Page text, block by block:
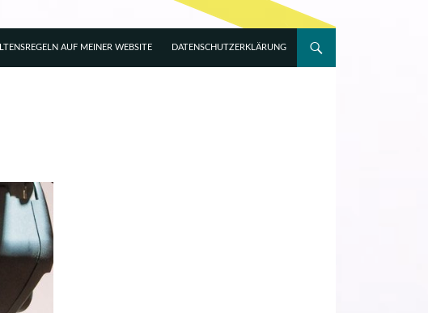
DATENSCHUTZERKLÄRUNG
AUF MEINER WEBSITE